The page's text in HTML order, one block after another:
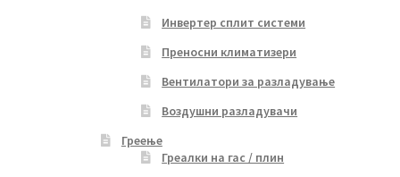
Инвертер сплит системи
Преносни климатизери
Вентилатори за разладување
Воздушни разладувачи
Греење
Греалки на гас / плин